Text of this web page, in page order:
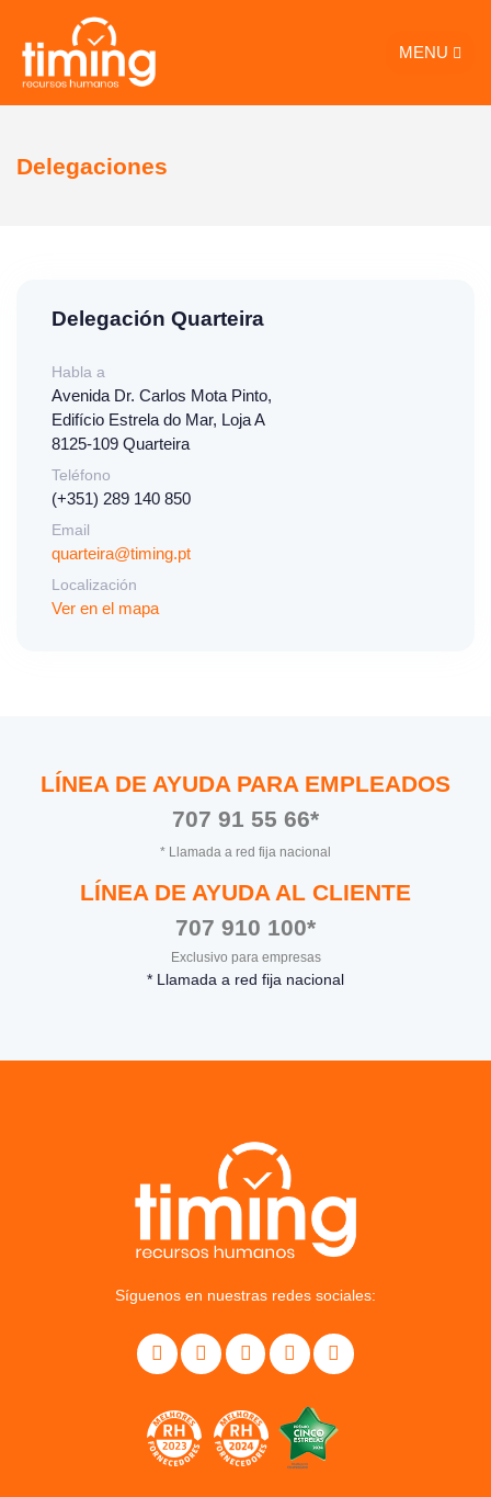
MENU
Delegaciones
Delegación Quarteira
Habla a
Avenida Dr. Carlos Mota Pinto,
Edifício Estrela do Mar, Loja A
8125-109 Quarteira
Teléfono
(+351) 289 140 850
Email
quarteira@timing.pt
Localización
Ver en el mapa
LÍNEA DE AYUDA PARA EMPLEADOS
707 91 55 66*
* Llamada a red fija nacional
LÍNEA DE AYUDA AL CLIENTE
707 910 100*
Exclusivo para empresas
* Llamada a red fija nacional
Síguenos en nuestras redes sociales: